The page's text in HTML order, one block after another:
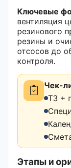
Ключевые
вентиляция
резинового
резины и
отсосов до
контроля.
Чек-
ТЗ +
Этапы и